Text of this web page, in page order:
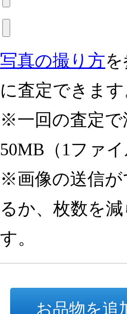
写真の撮り方
に査定できま
※一回の査定で
50MB（1ファ
※画像の送信が
るか、枚数を
す。
お品物を追